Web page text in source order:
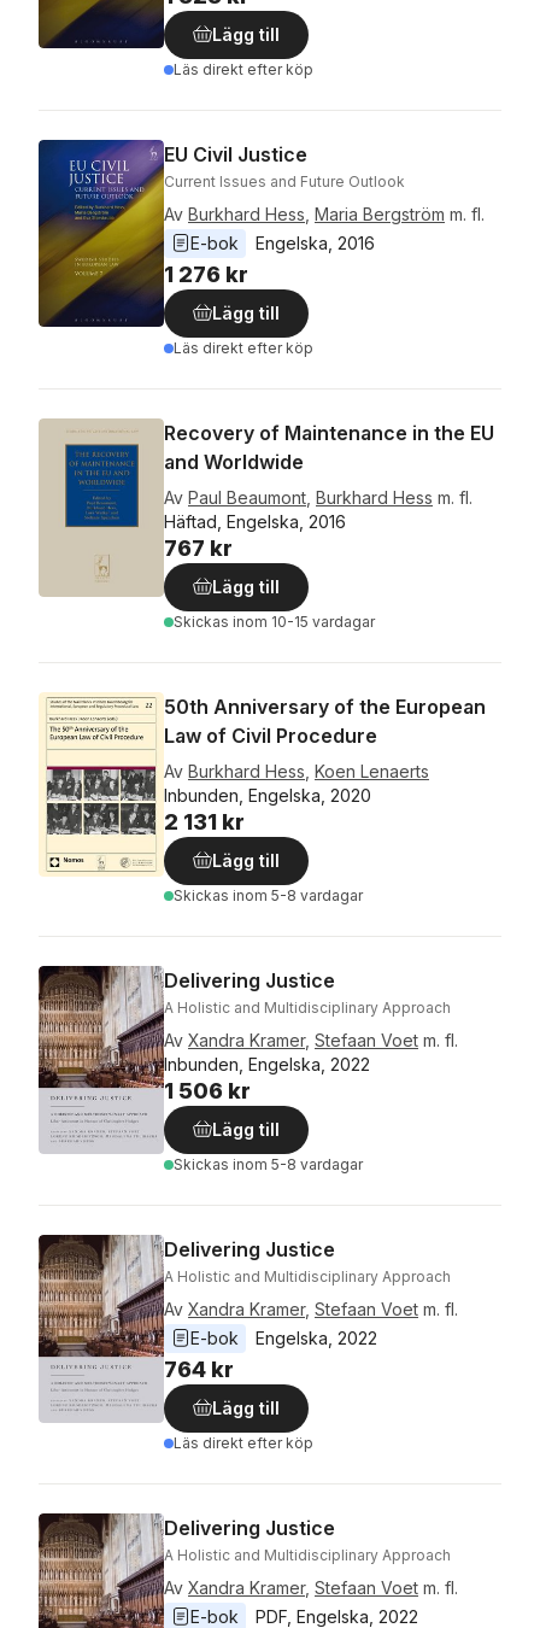
Lägg till
Läs direkt efter köp
EU Civil Justice
Current Issues and Future Outlook
Av Burkhard Hess Maria Bergström m. fl.
E-bok
Engelska 2016
1 276 kr
Lägg till
Läs direkt efter köp
Recovery of Maintenance in the EU
and Worldwide
Av Paul Beaumont Burkhard Hess m. fl.
Häftad, Engelska, 2016
767 kr
Lägg till
Skickas inom 10-15 vardagar
50th Anniversary of the European
Law of Civil Procedure
Av Burkhard Hess Koen Lenaerts
Inbunden, Engelska, 2020
2 131 kr
Lägg till
Skickas inom 5-8 vardagar
Delivering Justice
A Holistic and Multidisciplinary Approach
Av Xandra Kramer, Stefaan Voet m. fl.
Inbunden, Engelska, 2022
1 506 kr
Lägg till
Skickas inom 5-8 vardagar
Delivering Justice
A Holistic and Multidisciplinary Approach
Av Xandra Kramer, Stefaan Voet m. fl.
E-bok
Engelska 2022
764 kr
Lägg till
Läs direkt efter köp
Delivering Justice
A Holistic and Multidisciplinary Approach
Av Xandra Kramer, Stefaan Voet m. fl.
E-bok
PDF Engelska 2022